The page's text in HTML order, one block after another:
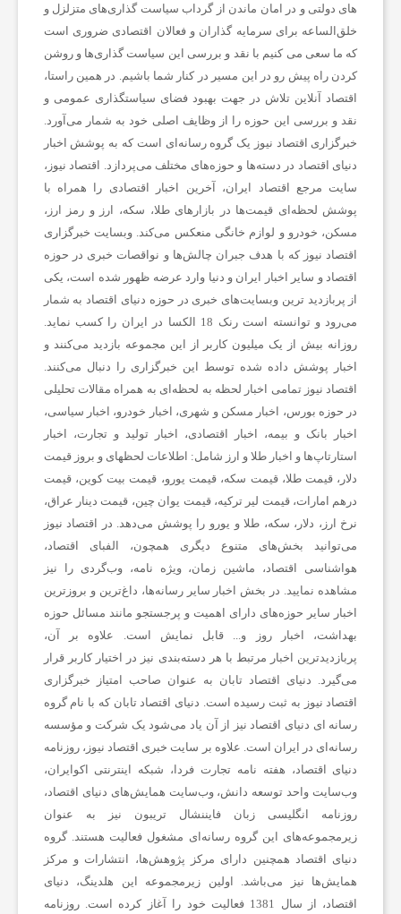
های دولتی و در امان ماندن از گرداب سیاست گذاری‌های متزلزل و
خلق‌الساعه برای سرمایه گذاران و فعالان اقتصادی ضروری است
که ما سعی می کنیم با نقد و بررسی این سیاست گذاری‌ها و روشن
کردن راه پیش رو در این مسیر در کنار شما باشیم. در همین راستا،
اقتصاد آنلاین تلاش در جهت بهبود فضای سیاستگذاری عمومی و
نقد و بررسی این حوزه را از وظایف اصلی خود به شمار می‌آورد.
خبرگزاری اقتصاد نیوز یک گروه رسانه‌ای است که به پوشش اخبار
دنیای اقتصاد در دسته‌ها و حوزه‌های مختلف می‌پردازد. اقتصاد نیوز،
سایت مرجع اقتصاد ایران، آخرین اخبار اقتصادی را همراه با
پوشش لحظه‌ای قیمت‌ها در بازارهای طلا، سکه، ارز و رمز ارز،
مسکن، خودرو و لوازم خانگی منعکس می‌کند. وبسایت خبرگزاری
اقتصاد نیوز که با هدف جبران چالش‌ها و نواقصات خبری در حوزه
اقتصاد و سایر اخبار ایران و دنیا وارد عرضه ظهور شده است، یکی
از پربازدید ترین وبسایت‌های خبری در حوزه دنیای اقتصاد به شمار
می‌رود و توانسته است رنک 18 الکسا در ایران را کسب نماید.
روزانه بیش از یک میلیون کاربر از این مجموعه بازدید می‌کنند و
اخبار پوشش داده شده توسط این خبرگزاری را دنبال می‌کنند.
اقتصاد نیوز تمامی اخبار لحظه به لحظه‌ای به همراه مقالات تحلیلی
در حوزه بورس، اخبار مسکن و شهری، اخبار خودرو، اخبار سیاسی،
اخبار بانک و بیمه، اخبار اقتصادی، اخبار تولید و تجارت، اخبار
استارتاپ‌ها و اخبار طلا و ارز شامل: اطلاعات لحظهای و بروز قیمت
دلار، قیمت طلا، قیمت سکه، قیمت یورو، قیمت بیت کوین، قیمت
درهم امارات، قیمت لیر ترکیه، قیمت یوان چین، قیمت دینار عراق،
نرخ ارز، دلار، سکه، طلا و یورو را پوشش می‌دهد. در اقتصاد نیوز
می‌توانید بخش‌های متنوع دیگری همچون، الفبای اقتصاد،
هواشناسی اقتصاد، ماشین زمان، ویژه نامه، وب‌گردی را نیز
مشاهده نمایید. در بخش اخبار سایر رسانه‌ها، داغ‌ترین و بروزترین
اخبار سایر حوزه‌های دارای اهمیت و پرجستجو مانند مسائل حوزه
بهداشت، اخبار روز و... قابل نمایش است. علاوه بر آن،
پربازدیدترین اخبار مرتبط با هر دسته‌بندی نیز در اختیار کاربر قرار
می‌گیرد. دنیای اقتصاد تابان به عنوان صاحب امتیاز خبرگزاری
اقتصاد نیوز به ثبت رسیده است. دنیای اقتصاد تابان که با نام گروه
رسانه ای دنیای اقتصاد نیز از آن یاد می‌شود یک شرکت و مؤسسه
رسانه‌ای در ایران است. علاوه بر سایت خبری اقتصاد نیوز، روزنامه
دنیای اقتصاد، هفته ‌نامه تجارت فردا، شبکه اینترنتی اکوایران،
وب‌سایت واحد توسعه دانش، وب‌سایت همایش‌های دنیای اقتصاد،
روزنامه انگلیسی ‌زبان فایننشال تریبون نیز به عنوان
زیرمجموعه‌های این گروه رسانه‌ای مشغول فعالیت هستند. گروه
دنیای اقتصاد همچنین دارای مرکز پژوهش‌ها، انتشارات و مرکز
همایش‌ها نیز می‌باشد. اولین زیرمجموعه این هلدینگ، دنیای
اقتصاد، از سال 1381 فعالیت خود را آغاز کرده است. روزنامه